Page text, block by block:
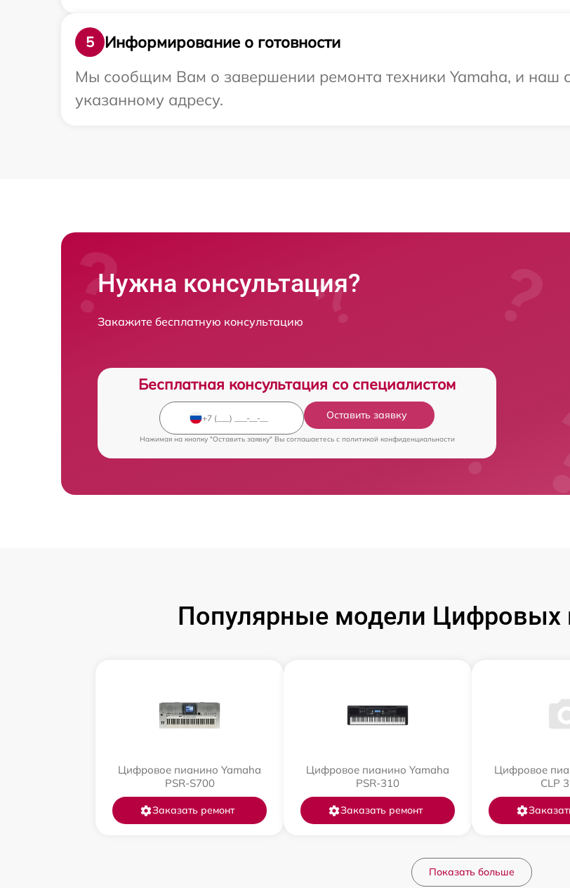
5
Информирование о готовности
Мы сообщим Вам о завершении ремонта техники Yamaha, и наш
указанному адресу.
Нужна консультация?
Закажите бесплатную консультацию
Бесплатная консультация со специалистом
Оставить заявку
Нажимая на кнопку "Оставить заявку" Вы соглашаетесь c политикой конфиденциальности
Популярные модели Цифровых
Цифровое пианино Yamaha
PSR-S700
Заказать ремонт
Цифровое пианино Yamaha
PSR-310
Заказать ремонт
Цифровое
CLP
Показать больше